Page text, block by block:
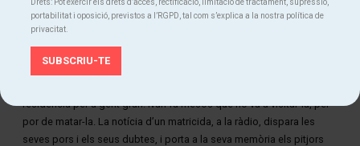
residència per a gent gran. Ivan fa mesos que no va a visitar-la, per
por de matar-la. La notícia d’un matricida, a la ràdio, dispara les
seves pors i els seus dubtes, i porta a la seva memòria els pitjors
Drets: Pot exercir els drets d’accés, rectificació, limitació de tractament, supressió,
portabilitat i oposició, previstos a l’RGPD, tal com s’explica a la nostra política de
privacitat.